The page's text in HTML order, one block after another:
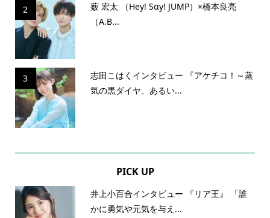
2
薮 宏太 （Hey! Sɑy! JUMP）×橋本良亮
（A.B...
3
志田こはくインタビュー 『アケチコ！～蒸
気の黒ダイヤ、あるい...
PICK UP
井上小百合インタビュー 『リア王』 「誰
かに勇気や元気を与え...